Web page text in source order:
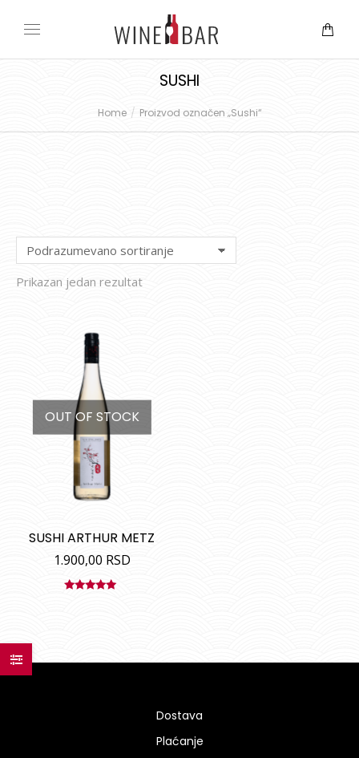
SUSHI
Home Proizvod označen „Sushi“
Prikazan jedan rezultat
OUT OF STOCK
SUSHI ARTHUR METZ
1.900,00 RSD
Dostava
Plaćanje